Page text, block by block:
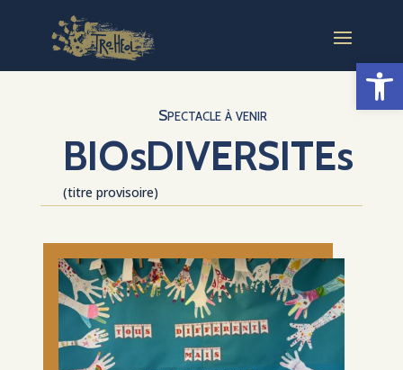
Ouvrir
Spectacle à venir
BIOsDIVERSITEs
(titre provisoire)